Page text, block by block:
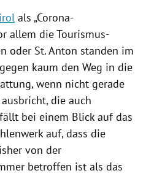
als „Corona-
allem die Tourismus-
oder St. Anton standen im
kaum den Weg in die
wenn nicht gerade
die auch
bei einem Blick auf das
auf, dass die
von der
betroffen ist als das